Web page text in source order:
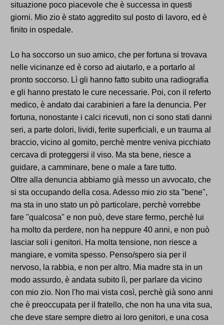
situazione poco piacevole che è successa in questi
giorni. Mio zio è stato aggredito sul posto di lavoro, ed è
finito in ospedale.
Lo ha soccorso un suo amico, che per fortuna si trovava
nelle vicinanze ed è corso ad aiutarlo, e a portarlo al
pronto soccorso. Lì gli hanno fatto subito una radiografia
e gli hanno prestato le cure necessarie. Poi, con il referto
medico, è andato dai carabinieri a fare la denuncia. Per
fortuna, nonostante i calci ricevuti, non ci sono stati danni
seri, a parte dolori, lividi, ferite superficiali, e un trauma al
braccio, vicino al gomito, perchè mentre veniva picchiato
cercava di proteggersi il viso. Ma sta bene, riesce a
guidare, a camminare, bene o male a fare tutto.
Oltre alla denuncia abbiamo già messo un avvocato, che
si sta occupando della cosa. Adesso mio zio sta "bene",
ma sta in uno stato un pò particolare, perchè vorrebbe
fare "qualcosa" e non può, deve stare fermo, perchè lui
ha molto da perdere, non ha neppure 40 anni, e non può
lasciar soli i genitori. Ha molta tensione, non riesce a
mangiare, e vomita spesso. Penso/spero sia per il
nervoso, la rabbia, e non per altro. Mia madre sta in un
modo assurdo, è andata subito lì, per parlare da vicino
con mio zio. Non l'ho mai vista così, perchè già sono anni
che è preoccupata per il fratello, che non ha una vita sua,
che deve stare sempre dietro ai loro genitori, e una cosa